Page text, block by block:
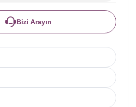
Bizi Arayın